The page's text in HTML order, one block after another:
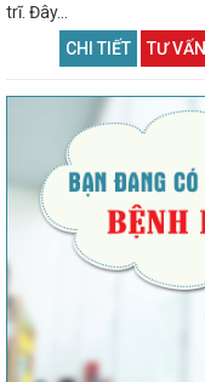
trĩ. Đây...
CHI TIẾT
TƯ VẤN